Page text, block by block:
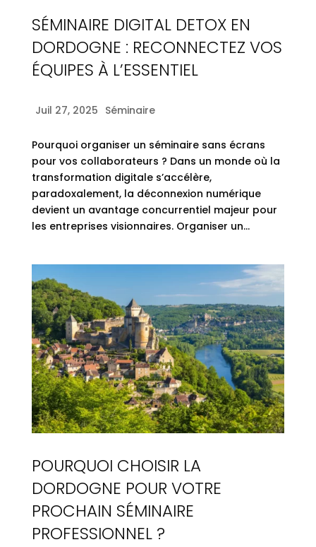
SÉMINAIRE DIGITAL DETOX EN
DORDOGNE : RECONNECTEZ VOS
ÉQUIPES À L’ESSENTIEL
Juil 27, 2025 Séminaire
Pourquoi organiser un séminaire sans écrans
pour vos collaborateurs ? Dans un monde où la
transformation digitale s’accélère,
paradoxalement, la déconnexion numérique
devient un avantage concurrentiel majeur pour
les entreprises visionnaires. Organiser un...
POURQUOI CHOISIR LA
DORDOGNE POUR VOTRE
PROCHAIN SÉMINAIRE
PROFESSIONNEL ?